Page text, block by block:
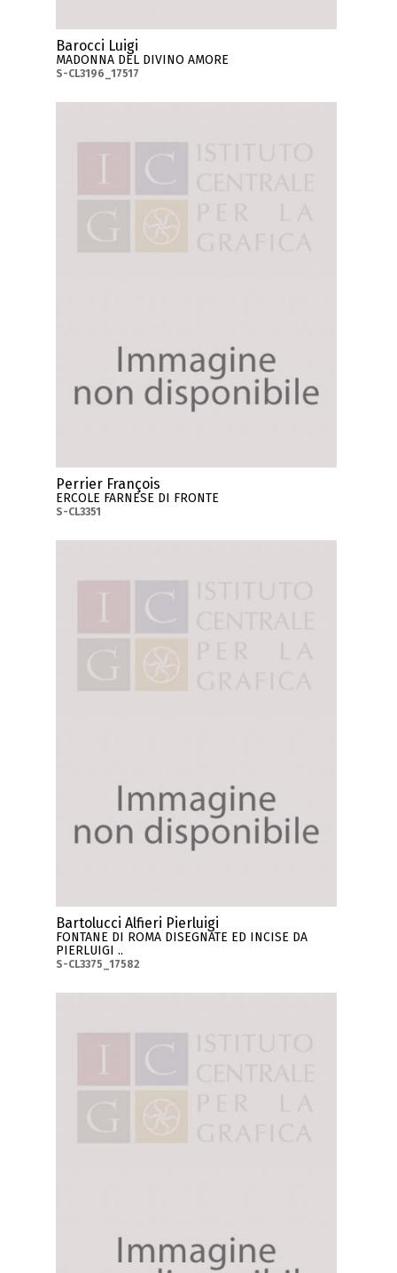
Barocci Luigi
MADONNA DEL DIVINO AMORE
S-CL3196_17517
Perrier François
ERCOLE FARNESE DI FRONTE
S-CL3351
Bartolucci Alfieri Pierluigi
FONTANE DI ROMA DISEGNATE ED INCISE DA
PIERLUIGI ..
S-CL3375_17582